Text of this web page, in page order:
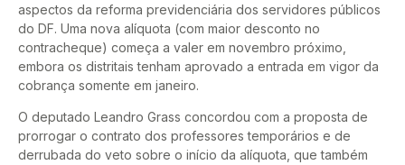
aspectos da reforma previdenciária dos servidores públicos
do DF. Uma nova alíquota (com maior desconto no
contracheque) começa a valer em novembro próximo,
embora os distritais tenham aprovado a entrada em vigor da
cobrança somente em janeiro.
O deputado Leandro Grass concordou com a proposta de
prorrogar o contrato dos professores temporários e de
derrubada do veto sobre o início da alíquota, que também